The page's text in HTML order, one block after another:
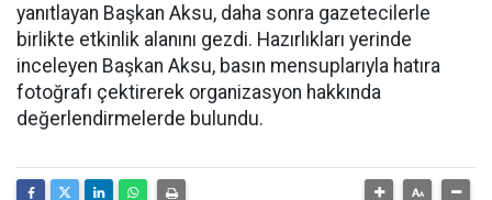
yanıtlayan Başkan Aksu, daha sonra gazetecilerle
birlikte etkinlik alanını gezdi. Hazırlıkları yerinde
inceleyen Başkan Aksu, basın mensuplarıyla hatıra
fotoğrafı çektirerek organizasyon hakkında
değerlendirmelerde bulundu.